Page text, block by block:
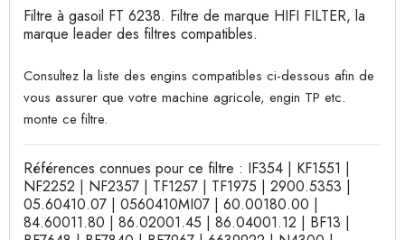
Filtre à gasoil FT 6238. Filtre de marque HIFI FILTER, la
marque leader des filtres compatibles.
Consultez la liste des engins compatibles ci-dessous afin de
vous assurer que votre machine agricole, engin TP etc.
monte ce filtre.
Références connues pour ce filtre : IF354 | KF1551 |
NF2252 | NF2357 | TF1257 | TF1975 | 2900.5353 |
05.60410.07 | 0560410MI07 | 60.00180.00 |
84.60011.80 | 86.02001.45 | 86.04001.12 | BF13 |